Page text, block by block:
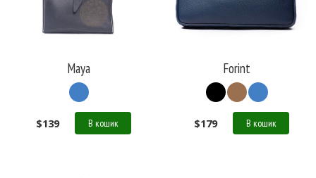
Maya
$139 В кошик
Forint
$179 В кошик